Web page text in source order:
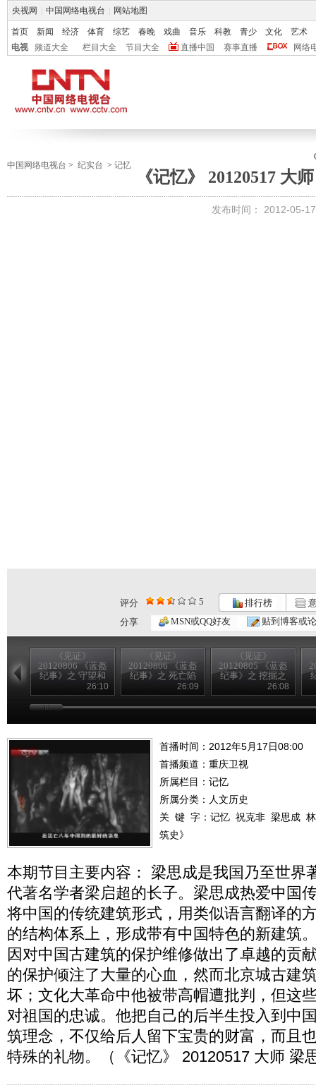
央视网 中国网络电视台 网站地图
首页 新闻 经济 体育 综艺 春晚 戏曲 音乐 科教 青少 文化
艺术
电视
频道大全 栏目大全 节目大全 直播中国 赛事直播 网络
中国网络电视台 > 纪实台 > 记忆
《记忆》 20120517 大
发布时间： 2012-05-
评分 5 排行榜
分享
MSN或QQ好友 贴到博客或
《见证》
20120806 《蓝盔
纪事》之 守望和
26:10
《见证》
20120806 《蓝盔
纪事》之 死亡陷
26:09
《见证》
20120805 《蓝盔
纪事》之 挖掘之
26:08
首播时间：2012年5月17日08:00
首播频道： 重庆卫视
所属栏目： 记忆
所属分类：人文历史
关 键 字： 记忆 祝克非 梁思成
筑史》
本期节目主要内容： 梁思成是我国乃至世界
代著名学者梁启超的长子。梁思成热爱中国
将中国的传统建筑形式，用类似语言翻译的
的结构体系上，形成带有中国特色的新建筑
因对中国古建筑的保护维修做出了卓越的贡
的保护倾注了大量的心血，然而北京城古建
坏；文化大革命中他被带高帽遭批判，但这
对祖国的忠诚。他把自己的后半生投入到中
筑理念，不仅给后人留下宝贵的财富，而且
特殊的礼物。（《记忆》 20120517 大师 梁